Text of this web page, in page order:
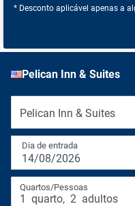
* Desconto aplicável apenas a
Pelican Inn & Suites
Pelican Inn & Suites
Dia de entrada
14/08/2026
Quartos/Pessoas
1 quarto, 2 adultos